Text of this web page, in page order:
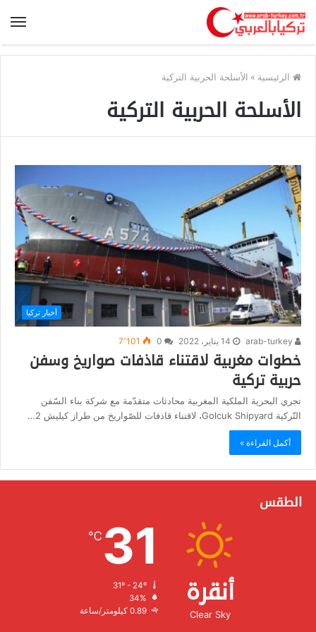
الرئيسية » الأسلحة الحربية التركية
الأسلحة الحربية التركية
أخبار تركيا
14 يناير، 2022 7٬101
خطوات مغربية لاقتناء قاذفات صواريخ وسفن
حربية تركية
تجري البحرية الملكية المغربية محادثات متقدّمة مع شركة بناء السّفن
التّركية Golcuk Shipyard، لاقتناء قاذفات للصّواريخ من طراز كيليش 2…
أكمل القراءة »
الطقس
أنقرة
Clear Sky
31
℃
الرطوبة:
الرياح: